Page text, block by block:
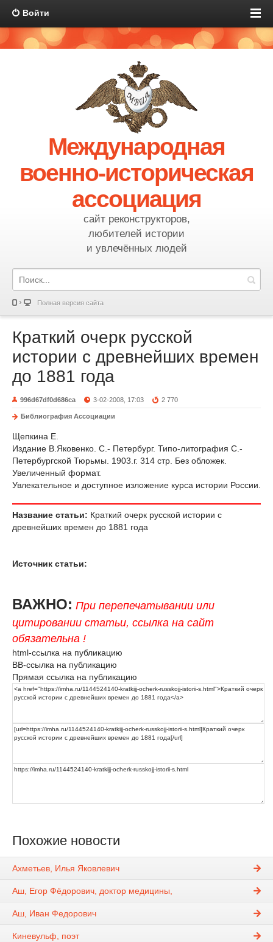
Войти
Международная
военно-историческая
ассоциация
сайт реконструкторов,
любителей истории
и увлечённых людей
Полная версия сайта
Краткий очерк русской
истории с древнейших времен
до 1881 года
996d67df0d686ca 3-02-2008, 17:03 2 770
Библиография Ассоциации
Щепкина Е.
Издание В.Яковенко. С.- Петербург. Типо-литография С.-
Петербургской Тюрьмы. 1903.г. 314 стр. Без обложек.
Увеличенный формат.
Увлекательное и доступное изложение курса истории России.
Название статьи: Краткий очерк русской истории с
древнейших времен до 1881 года
Источник статьи:
ВАЖНО: При перепечатывании или
цитировании статьи, ссылка на сайт
обязательна !
html-ссылка на публикацию
BB-ссылка на публикацию
Прямая ссылка на публикацию
Похожие новости
Ахметьев, Илья Яковлевич
Аш, Егор Фёдорович, доктор медицины,
Аш, Иван Федорович
Киневульф, поэт